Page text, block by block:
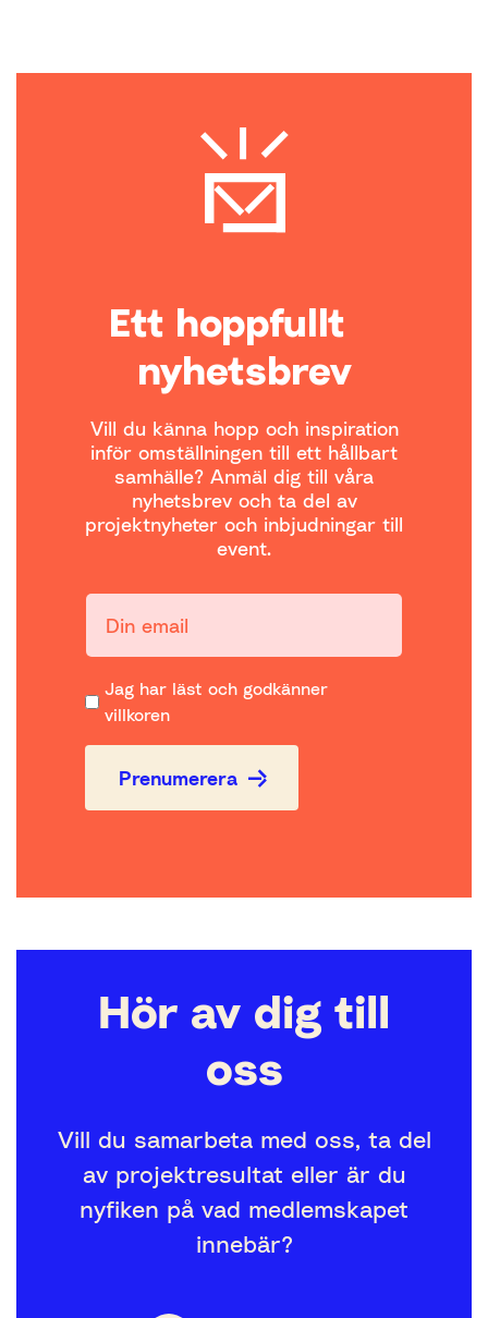
Ett hoppfullt
nyhetsbrev
Vill du känna hopp och inspiration
inför omställningen till ett hållbart
samhälle? Anmäl dig till våra
nyhetsbrev och ta del av
projektnyheter och inbjudningar till
event.
Jag har läst och godkänner
villkoren
Prenumerera
Hör av dig till
oss
Vill du samarbeta med oss, ta del
av projektresultat eller är du
nyfiken på vad medlemskapet
innebär?